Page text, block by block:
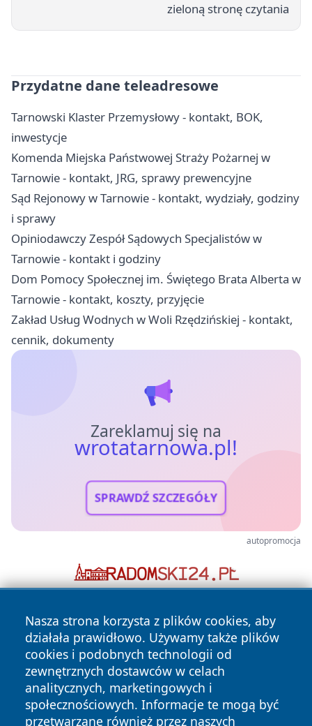
zieloną stronę czytania
Przydatne dane teleadresowe
Tarnowski Klaster Przemysłowy - kontakt, BOK,
inwestycje
Komenda Miejska Państwowej Straży Pożarnej w
Tarnowie - kontakt, JRG, sprawy prewencyjne
Sąd Rejonowy w Tarnowie - kontakt, wydziały, godziny
i sprawy
Opiniodawczy Zespół Sądowych Specjalistów w
Tarnowie - kontakt i godziny
Dom Pomocy Społecznej im. Świętego Brata Alberta w
Tarnowie - kontakt, koszty, przyjęcie
Zakład Usług Wodnych w Woli Rzędzińskiej - kontakt,
cennik, dokumenty
Zareklamuj się na
wrotatarnowa.pl!
SPRAWDŹ SZCZEGÓŁY
autopromocja
Nasza strona korzysta z plików cookies, aby
działała prawidłowo. Używamy także plików
cookies i podobnych technologii od
zewnętrznych dostawców w celach
analitycznych, marketingowych i
społecznościowych. Informacje te mogą być
przetwarzane również przez naszych
Copyright © 2026 wrotatarnowa.pl Wszystkie prawa
zastrzeżone.